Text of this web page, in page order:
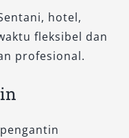
bertenaga
Jayapura
yang
harian 24
pengantaran
singkat dengan
hotel,
fleksibel dan
profesional.